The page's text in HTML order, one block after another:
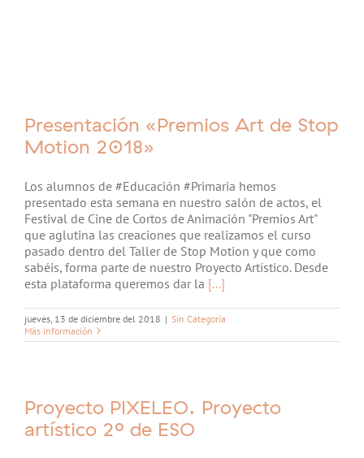
Presentación «Premios Art de Stop
Motion 2018»
Los alumnos de #Educación #Primaria hemos
presentado esta semana en nuestro salón de actos, el
Festival de Cine de Cortos de Animación "Premios Art"
que aglutina las creaciones que realizamos el curso
pasado dentro del Taller de Stop Motion y que como
sabéis, forma parte de nuestro Proyecto Artístico. Desde
esta plataforma queremos dar la [...]
jueves, 13 de diciembre del 2018 | Sin Categoría
Más información
Proyecto PIXELEO. Proyecto
artístico 2º de ESO